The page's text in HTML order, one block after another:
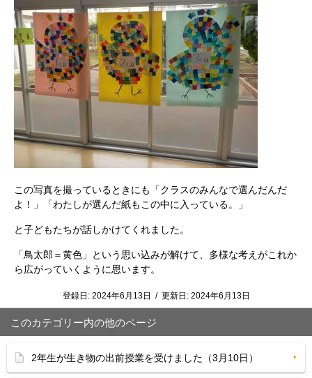
この写真を撮っているときにも「クラスのみんなで選んだんだ
よ！」「わたしが選んだ紙もこの中に入っている。」
と子どもたちが話しかけてくれました。
「鳥太郎＝黄色」という思い込みが解けて、多様な考えがこれか
ら広がっていくように思います。
登録日: 2024年6月13日 / 更新日: 2024年6月13日
このカテゴリー内の他のページ
2年生が生き物の出前授業を受けました（3月10日）